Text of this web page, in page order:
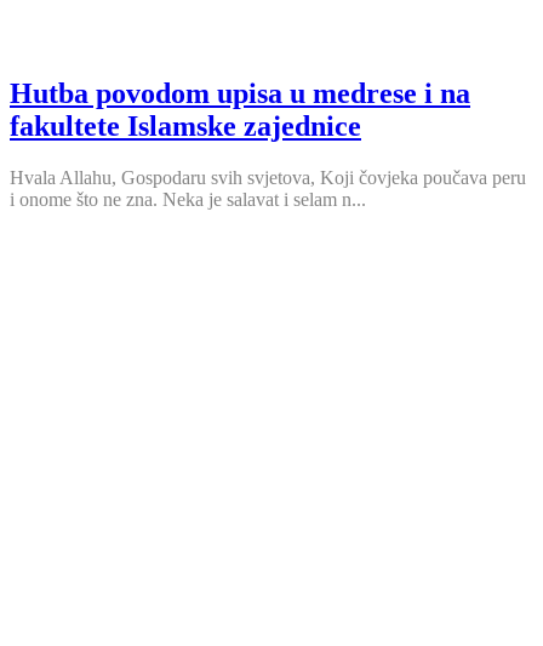
Hutba povodom upisa u medrese i na
fakultete Islamske zajednice
Hvala Allahu, Gospodaru svih svjetova, Koji čovjeka poučava peru
i onome što ne zna. Neka je salavat i selam n...